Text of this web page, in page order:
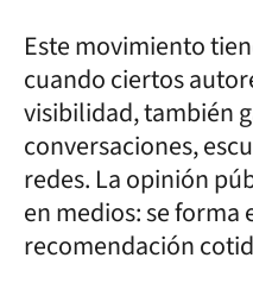
Este movimiento
cuando ciertos
visibilidad, también
conversaciones,
redes. La opinión
en medios: se forma
recomendación